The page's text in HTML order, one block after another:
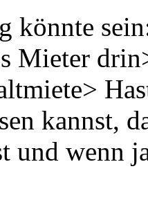
könnte
Mieter
kannst,
und wenn